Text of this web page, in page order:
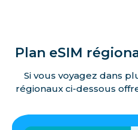
Plan eSIM
Si vous voyagez dans
régionaux ci-dessous